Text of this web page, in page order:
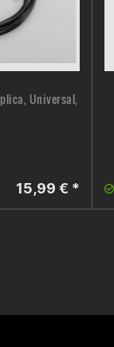
Universal,
15,99 € *